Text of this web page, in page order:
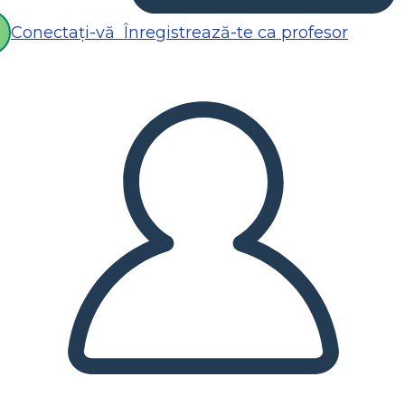
Conectați-vă Înregistrează-te ca profesor